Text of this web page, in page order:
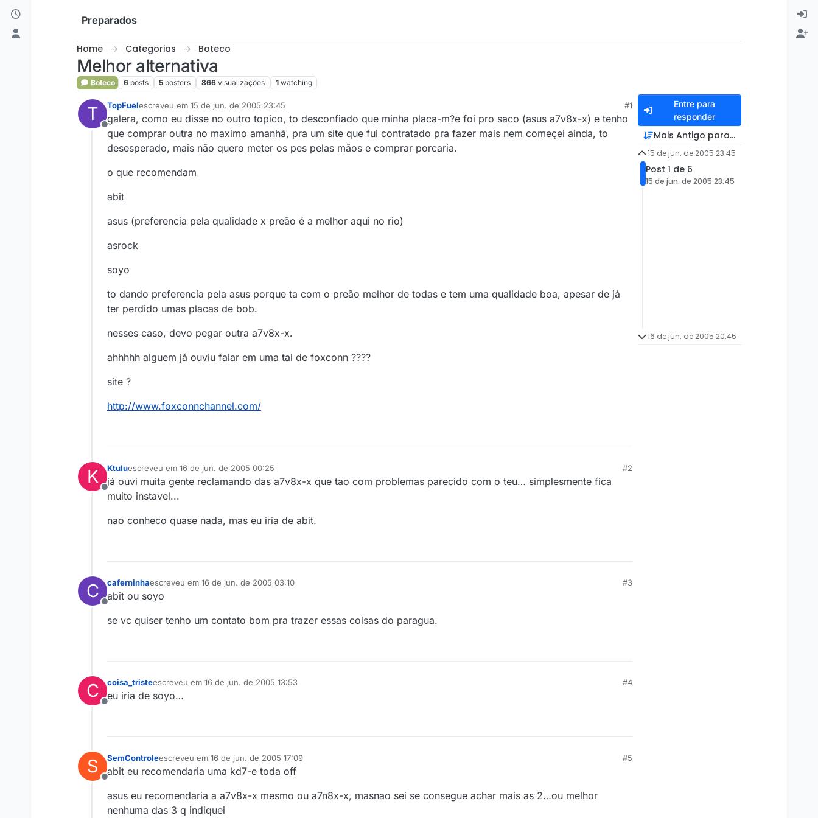
Skip to content
Preparados
Home Categorias Boteco
Melhor alternativa
Boteco 6 posts 5 posters 866 visualizações 1 watching
T
Offline
TopFuelescreveu em 15 de jun. de 2005 23:45
última edição por
#1
galera, como eu disse no outro topico, to desconfiado que minha placa-m?e foi pro saco (asus a7v8x-x) e tenho
que comprar outra no maximo amanhã, pra um site que fui contratado pra fazer mais nem começei ainda, to
desesperado, mais não quero meter os pes pelas mãos e comprar porcaria.
o que recomendam
abit
asus (preferencia pela qualidade x preão é a melhor aqui no rio)
asrock
soyo
to dando preferencia pela asus porque ta com o preão melhor de todas e tem uma qualidade boa, apesar de já
ter perdido umas placas de bob.
nesses caso, devo pegar outra a7v8x-x.
ahhhhh alguem já ouviu falar em uma tal de foxconn ????
site ?
http://www.foxconnchannel.com/
K
Offline
Ktuluescreveu em 16 de jun. de 2005 00:25
última edição por
#2
já ouvi muita gente reclamando das a7v8x-x que tao com problemas parecido com o teu… simplesmente fica
muito instavel...
nao conheco quase nada, mas eu iria de abit.
C
Offline
caferninhaescreveu em 16 de jun. de 2005 03:10
última edição por
#3
abit ou soyo
se vc quiser tenho um contato bom pra trazer essas coisas do paragua.
C
Offline
coisa_tristeescreveu em 16 de jun. de 2005 13:53
última edição por
#4
eu iria de soyo…
S
Offline
SemControleescreveu em 16 de jun. de 2005 17:09
última edição por
#5
abit eu recomendaria uma kd7-e toda off
asus eu recomendaria a a7v8x-x mesmo ou a7n8x-x, masnao sei se consegue achar mais as 2…ou melhor
nenhuma das 3 q indiquei
Entre para
responder
Mais Antigo para Mais Recente
15 de jun. de 2005 23:45
Post 1 de 6
15 de jun. de 2005 23:45
16 de jun. de 2005 20:45